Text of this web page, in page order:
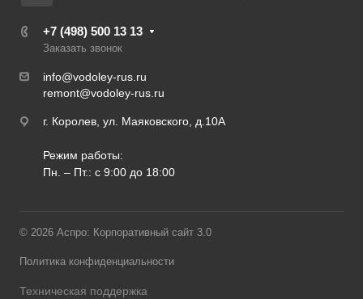
+7 (498) 500 13 13
Заказать звонок
info@vodoley-rus.ru
remont@vodoley-rus.ru
г. Королев, ул. Маяковского, д.10А
Режим работы:
Пн. – Пт.: с 9:00 до 18:00
© 2026 Аспро: Корпоративный сайт 3.0
Политика конфиденциальности
Техническая поддержка